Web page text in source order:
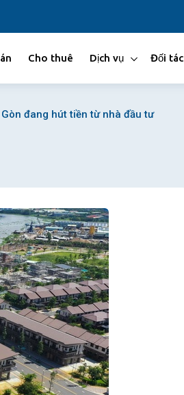
Cho thuê Dịch vụ Đối tác
đang hút tiền từ nhà đầu tư